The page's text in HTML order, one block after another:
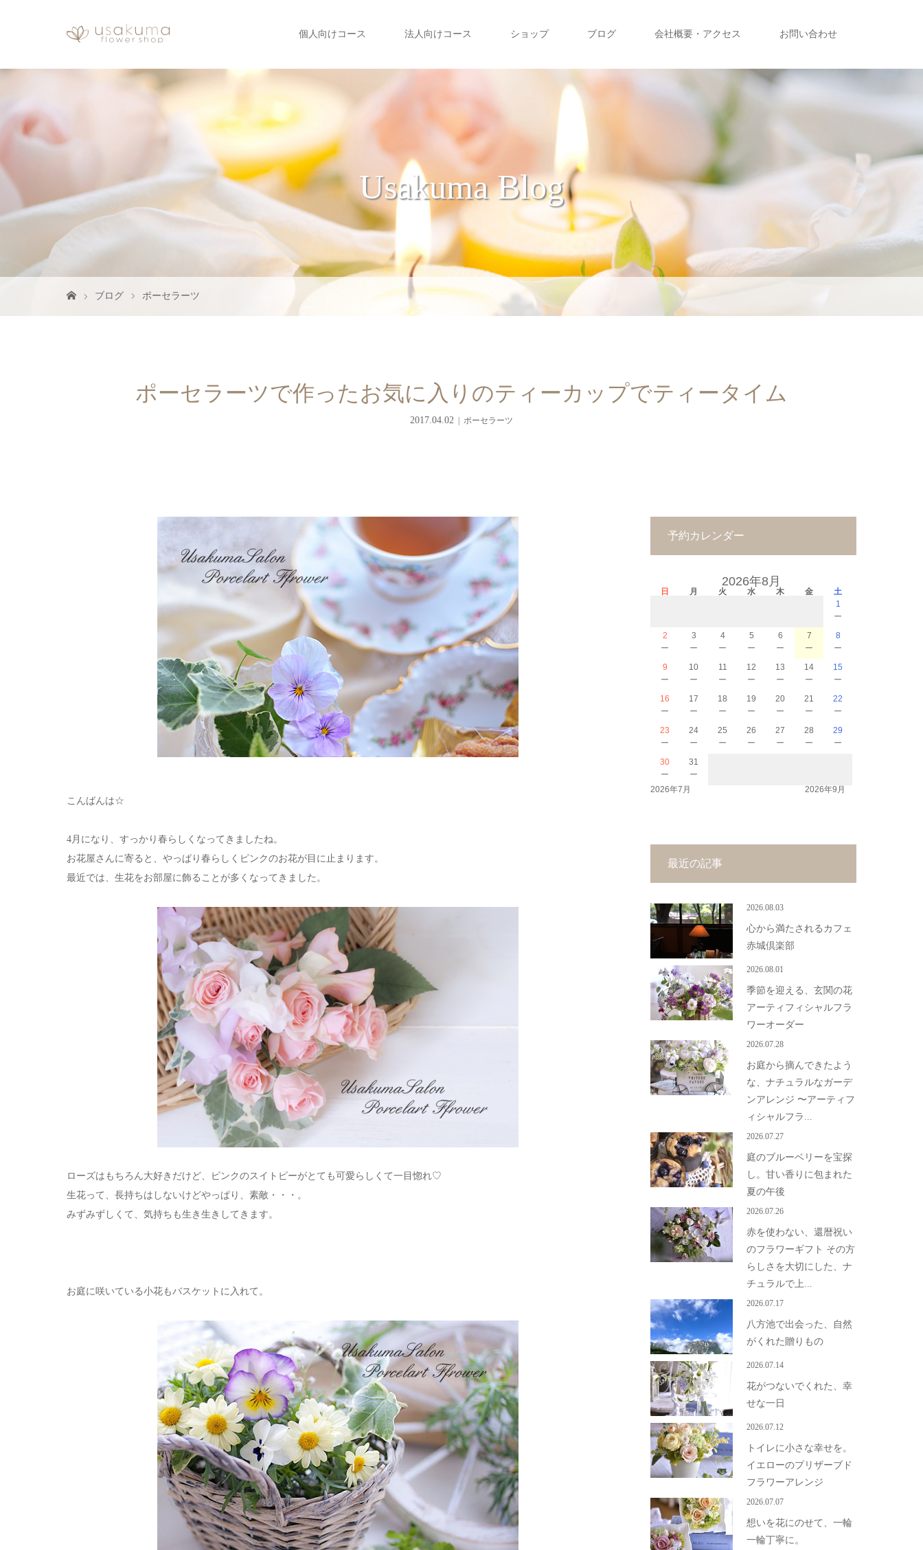
個人向けコース 法人向けコース ショップ ブログ 会社概要・アクセス お問い合わせ
Usakuma Blog
ブログ ポーセラーツ
ポーセラーツで作ったお気に入りのティーカップでティータイム
2017.04.02 ポーセラーツ
こんばんは☆
4月になり、すっかり春らしくなってきましたね。
お花屋さんに寄ると、やっぱり春らしくピンクのお花が目に止まります。
最近では、生花をお部屋に飾ることが多くなってきました。
ローズはもちろん大好きだけど、ピンクのスイトピーがとても可愛らしくて一目惚れ♡
生花って、長持ちはしないけどやっぱり、素敵・・・。
みずみずしくて、気持ちも生き生きしてきます。
お庭に咲いている小花もバスケットに入れて。
予約カレンダー
2026年8月
日 月 火 水 木 金
土
1
－
2
－
3
－
4
－
5
－
6
－
7
－
8
－
9
－
10
－
11
－
12
－
13
－
14
－
15
－
16
－
17
－
18
－
19
－
20
－
21
－
22
－
23
－
24
－
25
－
26
－
27
－
28
－
29
－
30
－
31
－
2026年7月 2026年9月
最近の記事
2026.08.03
心から満たされるカフェ
赤城倶楽部
2026.08.01
季節を迎える、玄関の花
アーティフィシャルフラ
ワーオーダー
2026.07.28
お庭から摘んできたよう
な、ナチュラルなガーデ
ンアレンジ 〜アーティフ
ィシャルフラ...
2026.07.27
庭のブルーベリーを宝探
し。甘い香りに包まれた
夏の午後
2026.07.26
赤を使わない、還暦祝い
のフラワーギフト その方
らしさを大切にした、ナ
チュラルで上...
2026.07.17
八方池で出会った、自然
がくれた贈りもの
2026.07.14
花がつないでくれた、幸
せな一日
2026.07.12
トイレに小さな幸せを。
イエローのプリザーブド
フラワーアレンジ
2026.07.07
想いを花にのせて、一輪
一輪丁寧に。